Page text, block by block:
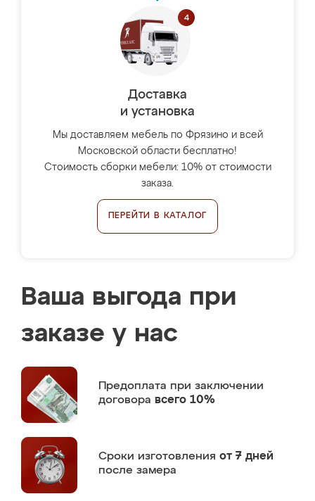
Доставка
и установка
Мы доставляем мебель по Фрязино и всей
Московской области бесплатно!
Стоимость сборки мебели: 10% от стоимости
заказа.
ПЕРЕЙТИ В КАТАЛОГ
Ваша выгода при
заказе у нас
Предоплата при заключении
договора всего 10%
Сроки изготовления от 7 дней
после замера